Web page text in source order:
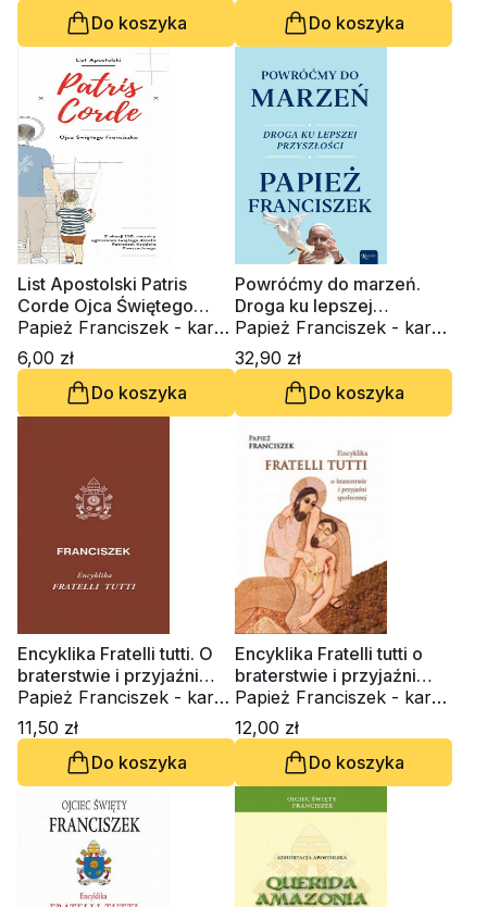
Do koszyka
Do koszyka
List Apostolski Patris
Corde Ojca Świętego
Franciszka
Papież Franciszek - kard.
Jorge Mario Bergoglio
6,00 zł
Do koszyka
Powróćmy do marzeń.
Droga ku lepszej
przyszłości
Papież Franciszek - kard.
Jorge Mario Bergoglio
32,90 zł
Do koszyka
Encyklika Fratelli tutti. O
braterstwie i przyjaźni
społecznej
Papież Franciszek - kard.
Jorge Mario Bergoglio
11,50 zł
Do koszyka
Encyklika Fratelli tutti o
braterstwie i przyjaźni
społecznej
Papież Franciszek - kard.
Jorge Mario Bergoglio
12,00 zł
Do koszyka